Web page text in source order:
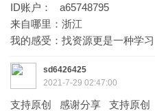
ID账户： a65748795
来自哪里：浙江
我的感受：找资源更是一种学习
sd6426425
2021-7-29 02:47:00
支持原创 感谢分享 支持原